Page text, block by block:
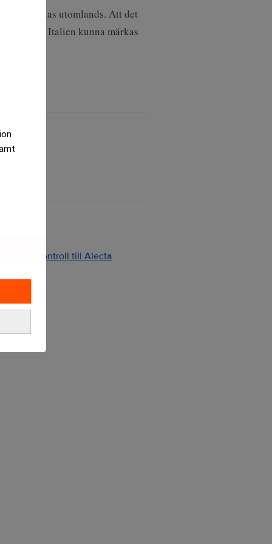
flyttas utomlands. Att det
utanför Italien kunna märkas
och kontroll till Alecta